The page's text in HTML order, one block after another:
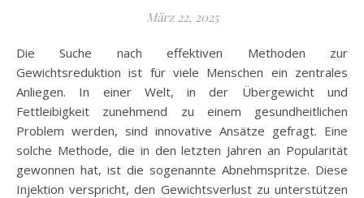
März 22, 2025
Die Suche nach effektiven Methoden zur
Gewichtsreduktion ist für viele Menschen ein zentrales
Anliegen. In einer Welt, in der Übergewicht und
Fettleibigkeit zunehmend zu einem gesundheitlichen
Problem werden, sind innovative Ansätze gefragt. Eine
solche Methode, die in den letzten Jahren an Popularität
gewonnen hat, ist die sogenannte Abnehmspritze. Diese
Injektion verspricht, den Gewichtsverlust zu unterstützen